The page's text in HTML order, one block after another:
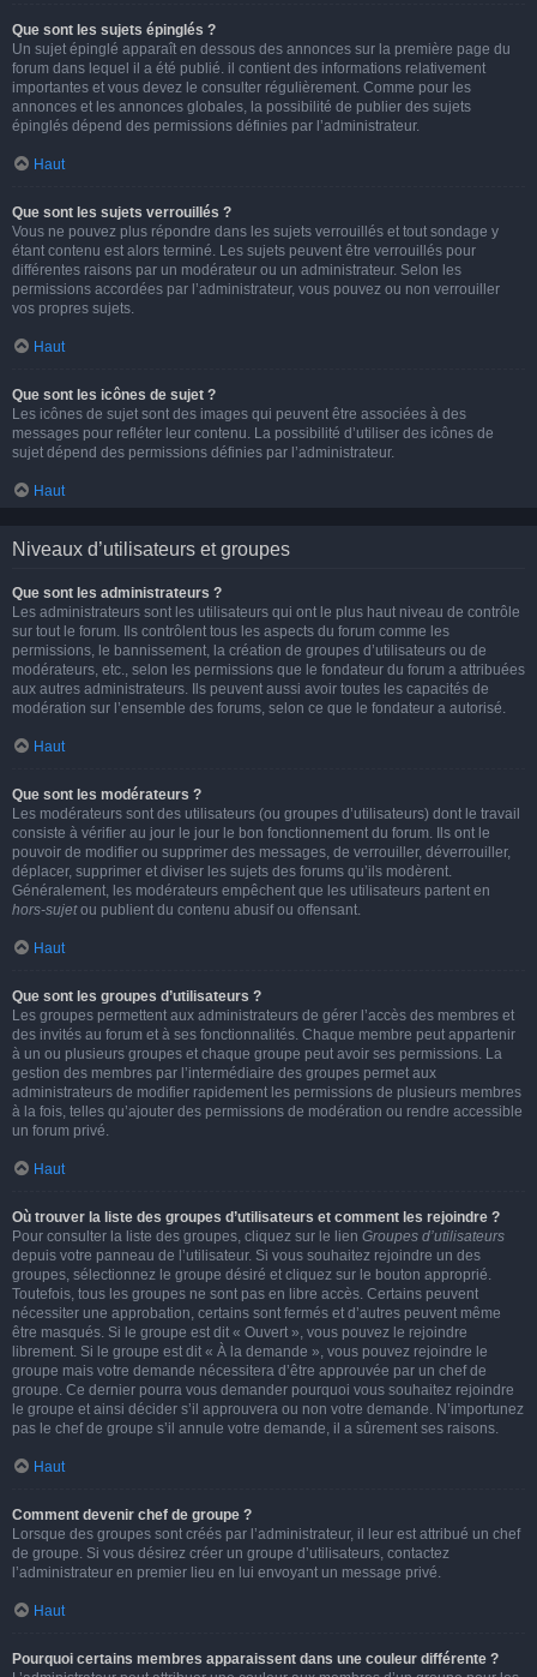
Que sont les sujets épinglés ?
Un sujet épinglé apparaît en dessous des annonces sur la première page du
forum dans lequel il a été publié. il contient des informations relativement
importantes et vous devez le consulter régulièrement. Comme pour les
annonces et les annonces globales, la possibilité de publier des sujets
épinglés dépend des permissions définies par l’administrateur.
Haut
Que sont les sujets verrouillés ?
Vous ne pouvez plus répondre dans les sujets verrouillés et tout sondage y
étant contenu est alors terminé. Les sujets peuvent être verrouillés pour
différentes raisons par un modérateur ou un administrateur. Selon les
permissions accordées par l’administrateur, vous pouvez ou non verrouiller
vos propres sujets.
Haut
Que sont les icônes de sujet ?
Les icônes de sujet sont des images qui peuvent être associées à des
messages pour refléter leur contenu. La possibilité d’utiliser des icônes de
sujet dépend des permissions définies par l’administrateur.
Haut
Niveaux d’utilisateurs et groupes
Que sont les administrateurs ?
Les administrateurs sont les utilisateurs qui ont le plus haut niveau de contrôle
sur tout le forum. Ils contrôlent tous les aspects du forum comme les
permissions, le bannissement, la création de groupes d’utilisateurs ou de
modérateurs, etc., selon les permissions que le fondateur du forum a attribuées
aux autres administrateurs. Ils peuvent aussi avoir toutes les capacités de
modération sur l’ensemble des forums, selon ce que le fondateur a autorisé.
Haut
Que sont les modérateurs ?
Les modérateurs sont des utilisateurs (ou groupes d’utilisateurs) dont le travail
consiste à vérifier au jour le jour le bon fonctionnement du forum. Ils ont le
pouvoir de modifier ou supprimer des messages, de verrouiller, déverrouiller,
déplacer, supprimer et diviser les sujets des forums qu’ils modèrent.
Généralement, les modérateurs empêchent que les utilisateurs partent en
hors-sujetou publient du contenu abusif ou offensant.
Haut
Que sont les groupes d’utilisateurs ?
Les groupes permettent aux administrateurs de gérer l’accès des membres et
des invités au forum et à ses fonctionnalités. Chaque membre peut appartenir
à un ou plusieurs groupes et chaque groupe peut avoir ses permissions. La
gestion des membres par l’intermédiaire des groupes permet aux
administrateurs de modifier rapidement les permissions de plusieurs membres
à la fois, telles qu’ajouter des permissions de modération ou rendre accessible
un forum privé.
Haut
Où trouver la liste des groupes d’utilisateurs et comment les rejoindre ?
Pour consulter la liste des groupes, cliquez sur le lien Groupes d’utilisateurs
depuis votre panneau de l’utilisateur. Si vous souhaitez rejoindre un des
groupes, sélectionnez le groupe désiré et cliquez sur le bouton approprié.
Toutefois, tous les groupes ne sont pas en libre accès. Certains peuvent
nécessiter une approbation, certains sont fermés et d’autres peuvent même
être masqués. Si le groupe est dit « Ouvert », vous pouvez le rejoindre
librement. Si le groupe est dit « À la demande », vous pouvez rejoindre le
groupe mais votre demande nécessitera d’être approuvée par un chef de
groupe. Ce dernier pourra vous demander pourquoi vous souhaitez rejoindre
le groupe et ainsi décider s’il approuvera ou non votre demande. N’importunez
pas le chef de groupe s’il annule votre demande, il a sûrement ses raisons.
Haut
Comment devenir chef de groupe ?
Lorsque des groupes sont créés par l’administrateur, il leur est attribué un chef
de groupe. Si vous désirez créer un groupe d’utilisateurs, contactez
l’administrateur en premier lieu en lui envoyant un message privé.
Haut
Pourquoi certains membres apparaissent dans une couleur différente ?